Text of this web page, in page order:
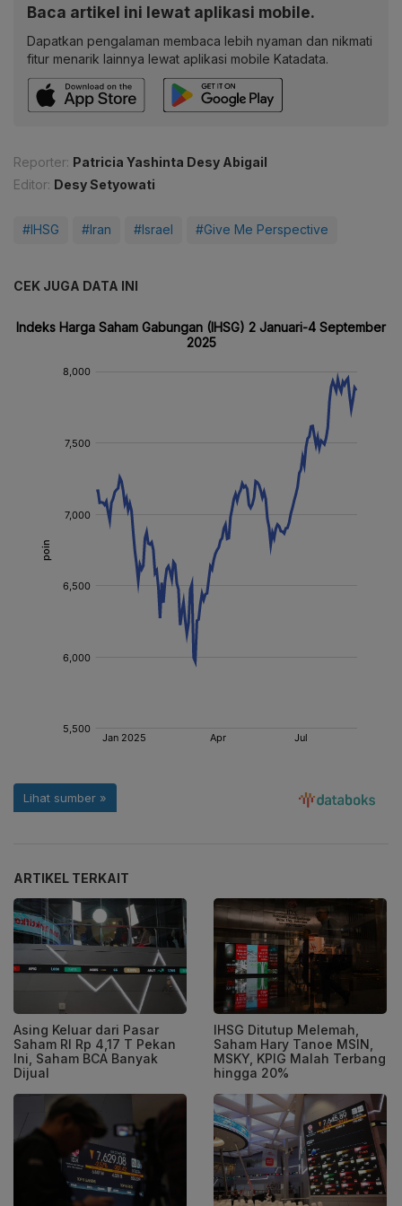
Baca artikel ini lewat aplikasi mobile.
Dapatkan pengalaman membaca lebih nyaman dan nikmati
fitur menarik lainnya lewat aplikasi mobile Katadata.
Reporter: Patricia Yashinta Desy Abigail
Editor: Desy Setyowati
#IHSG #Iran #Israel #Give Me Perspective
CEK JUGA DATA INI
ARTIKEL TERKAIT
Asing Keluar dari Pasar
Saham RI Rp 4,17 T Pekan
Ini, Saham BCA Banyak
Dijual
IHSG Ditutup Melemah,
Saham Hary Tanoe MSIN,
MSKY, KPIG Malah Terbang
hingga 20%